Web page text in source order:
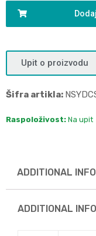
Upit o proizvodu
Šifra artikla:
Raspoloživost: Na upit
ADDITIONAL
ADDITIONAL